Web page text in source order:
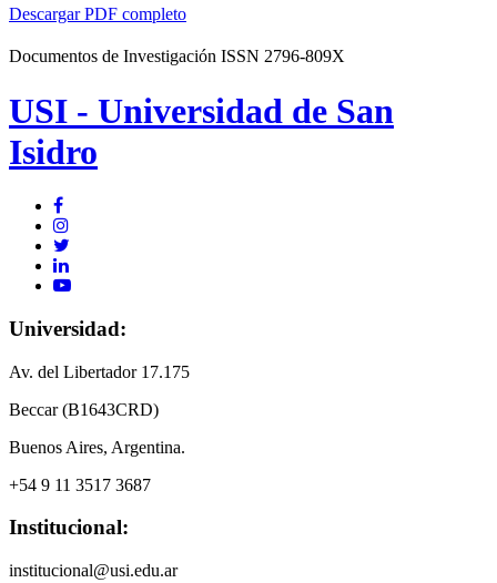
Descargar PDF completo
Documentos de Investigación ISSN 2796-809X
USI - Universidad de San
Isidro
Universidad:
Av. del Libertador 17.175
Beccar (B1643CRD)
Buenos Aires, Argentina.
+54 9 11 3517 3687
Institucional:
institucional@usi.edu.ar